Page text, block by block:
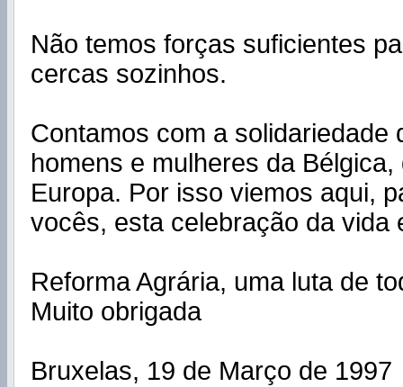
Não temos forças suficientes
cercas sozinhos.
Contamos com a solidariedade
homens e mulheres da Bélgica,
Europa. Por isso viemos aqui,
vocês, esta celebração da vida
Reforma Agrária, uma luta de
Muito obrigada
Bruxelas, 19 de Março de 1997